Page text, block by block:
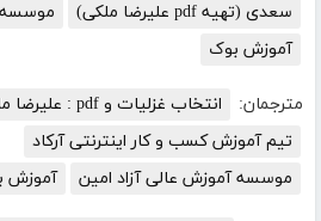
سعدی (تهیه pdf علیرضا ملکی)
موسسه
آموزش بوک
مترجمان:
انتخاب غزلیات و pdf : علیرضا ملکی
تیم آموزش کسب و کار اینترنتی آرکاد
موسسه آموزش عالی آزاد امین
آموزش